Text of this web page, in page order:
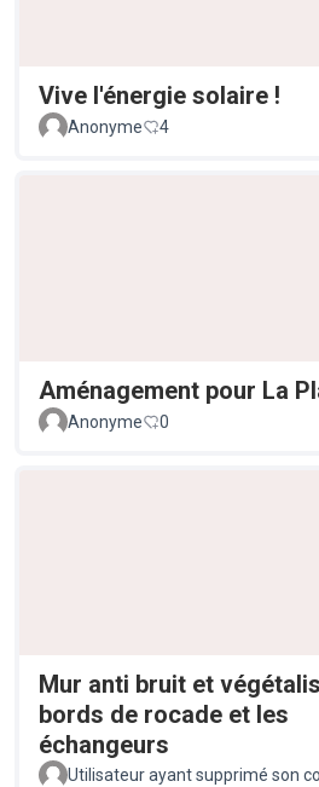
Vive l'énergie solaire !
Anonyme
4
Aménagement pour La
Anonyme
0
Mur anti bruit et
bords de rocade et les
échangeurs
Utilisateur ayant supprimé son